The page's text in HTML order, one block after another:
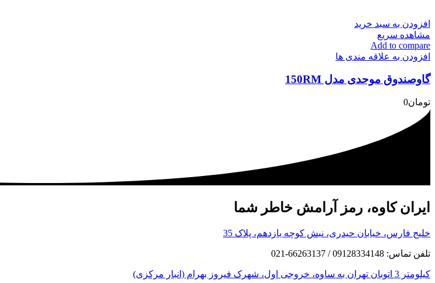
افزودن به سبد خرید
مشاهده سریع
Add to compare
افزودن به علاقه مندی ها
گاوصندوق موحدی مدل 150RM
تومان0
ایران کاوه، رمز آرامش خاطر شما
خلیج فارس، خیابان حیدری، نبش کوچه یازدهم، پلاک 35
تلفن تماس: 09128334148 / 66263137-021
کیلومتر 3 اتوبان تهران به ساوه، خروجی اول، شهرک فیروز بهرام (انبار مرکزی)